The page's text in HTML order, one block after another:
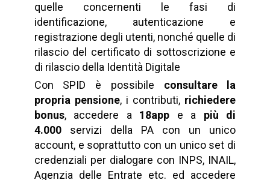
quelle concernenti le fasi di
identificazione, autenticazione e
registrazione degli utenti, nonché quelle di
rilascio del certificato di sottoscrizione e
di rilascio della Identità Digitale
Con SPID è possibile consultare la
propria pensione, i contributi, richiedere
bonus, accedere a 18app e a più di
4.000 servizi della PA con un unico
account, e soprattutto con un unico set di
credenziali per dialogare con INPS, INAIL,
Agenzia delle Entrate etc. ed accedere